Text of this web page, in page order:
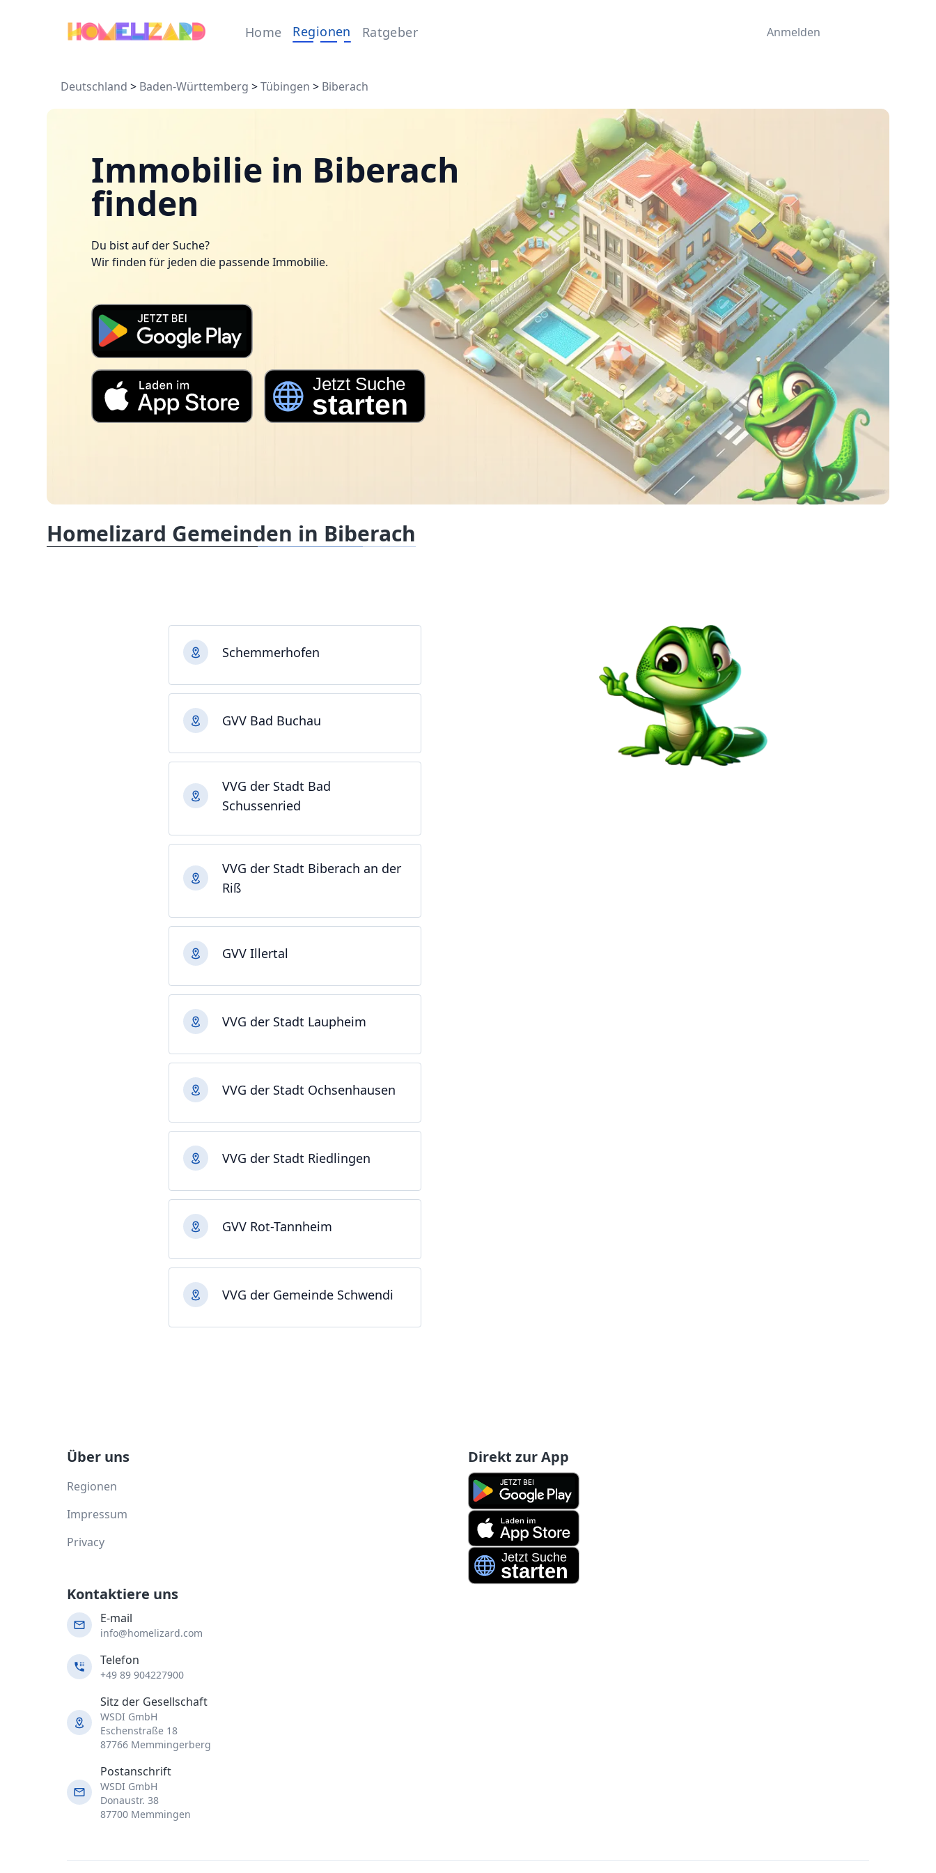
Home Regionen Ratgeber Anmelden
Deutschland > Baden-Württemberg >Tübingen > Biberach
Immobilie in Biberach
finden
Du bist auf der Suche?
Wir finden für jeden die passende Immobilie.
Homelizard Gemeinden in Biberach
Schemmerhofen
GVV Bad Buchau
VVG der Stadt Bad
Schussenried
VVG der Stadt Biberach an der
Riß
GVV Illertal
VVG der Stadt Laupheim
VVG der Stadt Ochsenhausen
VVG der Stadt Riedlingen
GVV Rot-Tannheim
VVG der Gemeinde Schwendi
Über uns
Regionen
Impressum
Privacy
Direkt zur App
Kontaktiere uns
E-mail
info@homelizard.com
Telefon
+49 89 904227900
Sitz der Gesellschaft
WSDI GmbH
Eschenstraße 18
87766 Memmingerberg
Postanschrift
WSDI GmbH
Donaustr. 38
87700 Memmingen